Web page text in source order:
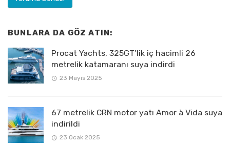
BUNLARA DA GÖZ ATIN:
Procat Yachts, 325GT’lik iç hacimli 26
metrelik katamaranı suya indirdi
23 Mayıs 2025
67 metrelik CRN motor yatı Amor à Vida suya
indirildi
23 Ocak 2025